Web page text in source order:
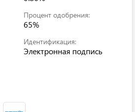
Процент одобрения:
65%
Идентификация:
Электронная подпись